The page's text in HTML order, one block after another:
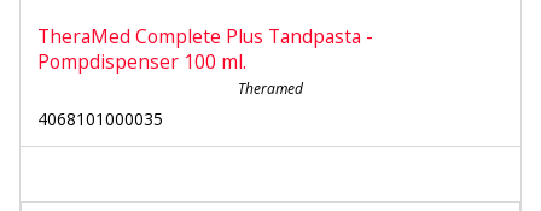
TheraMed Complete Plus Tandpasta -
Pompdispenser 100 ml.
Theramed
4068101000035